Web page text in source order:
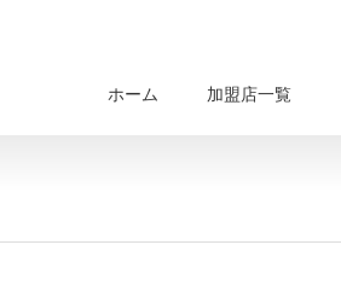
ホーム 加盟店一覧